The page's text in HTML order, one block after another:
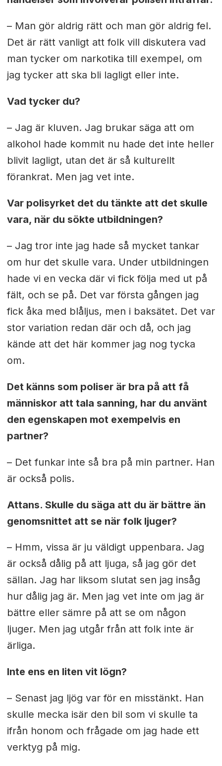
– Man gör aldrig rätt och man gör aldrig fel.
Det är rätt vanligt att folk vill diskutera vad
man tycker om narkotika till exempel, om
jag tycker att ska bli lagligt eller inte.
Vad tycker du?
– Jag är kluven. Jag brukar säga att om
alkohol hade kommit nu hade det inte heller
blivit lagligt, utan det är så kulturellt
förankrat. Men jag vet inte.
Var polisyrket det du tänkte att det skulle
vara, när du sökte utbildningen?
– Jag tror inte jag hade så mycket tankar
om hur det skulle vara. Under utbildningen
hade vi en vecka där vi fick följa med ut på
fält, och se på. Det var första gången jag
fick åka med blåljus, men i baksätet. Det var
stor variation redan där och då, och jag
kände att det här kommer jag nog tycka
om.
Det känns som poliser är bra på att få
människor att tala sanning, har du använt
den egenskapen mot exempelvis en
partner?
– Det funkar inte så bra på min partner. Han
är också polis.
Attans. Skulle du säga att du är bättre än
genomsnittet att se när folk ljuger?
– Hmm, vissa är ju väldigt uppenbara. Jag
är också dålig på att ljuga, så jag gör det
sällan. Jag har liksom slutat sen jag insåg
hur dålig jag är. Men jag vet inte om jag är
bättre eller sämre på att se om någon
ljuger. Men jag utgår från att folk inte är
ärliga.
Inte ens en liten vit lögn?
– Senast jag ljög var för en misstänkt. Han
skulle mecka isär den bil som vi skulle ta
ifrån honom och frågade om jag hade ett
verktyg på mig.